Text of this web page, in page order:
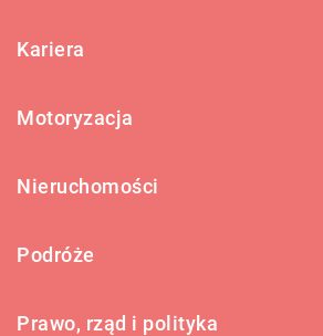
Kariera
Motoryzacja
Nieruchomości
Podróże
Prawo, rząd i polityka